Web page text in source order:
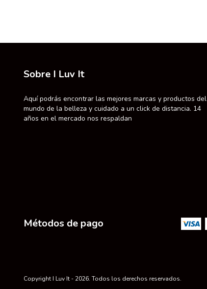
Sobre I Luv It
Aquí podrás encontrar las mejores marcas y productos del
mundo de la belleza y cuidado a un click de distancia. 14
años en el mercado nos respaldan
Métodos de pago
Copyright I Luv It - 2026. Todos los derechos reservados.